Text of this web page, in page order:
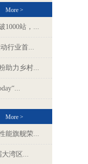
More >
1000站，...
行业首...
助力乡村...
More >
能旗舰荣...
大湾区...